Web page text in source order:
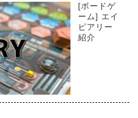
[ボードゲ
ーム] エイ
ピアリー
紹介